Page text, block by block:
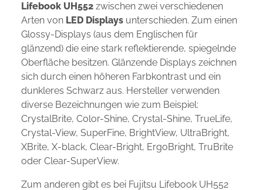
Lifebook UH552 zwischen zwei verschiedenen
Arten von LED Displays unterschieden. Zum einen
Glossy-Displays (aus dem Englischen für
glänzend) die eine stark reflektierende, spiegelnde
Oberfläche besitzen. Glänzende Displays zeichnen
sich durch einen höheren Farbkontrast und ein
dunkleres Schwarz aus. Hersteller verwenden
diverse Bezeichnungen wie zum Beispiel:
CrystalBrite, Color-Shine, Crystal-Shine, TrueLife,
Crystal-View, SuperFine, BrightView, UltraBright,
XBrite, X-black, Clear-Bright, ErgoBright, TruBrite
oder Clear-SuperView.
Zum anderen gibt es bei Fujitsu Lifebook UH552